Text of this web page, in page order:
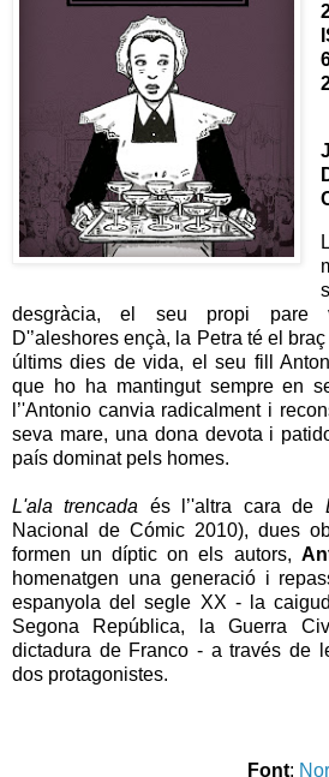
desgràcia, el seu propi pare
D'’aleshores ençà, la Petra té el
últims dies de vida, el seu fill
que ho ha mantingut sempre en
l’'Antonio canvia radicalment i
seva mare, una dona devota i
país dominat pels homes.
L'ala trencada és l’'altra cara de
Nacional de Cómic 2010), dues
formen un díptic on els autors,
homenatgen una generació i
espanyola del segle XX - la
Segona República, la Guerra
dictadura de Franco - a través de
dos protagonistes.
Font: